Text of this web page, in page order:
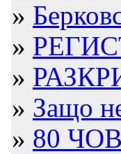
»
»
»
» Защо
» 80